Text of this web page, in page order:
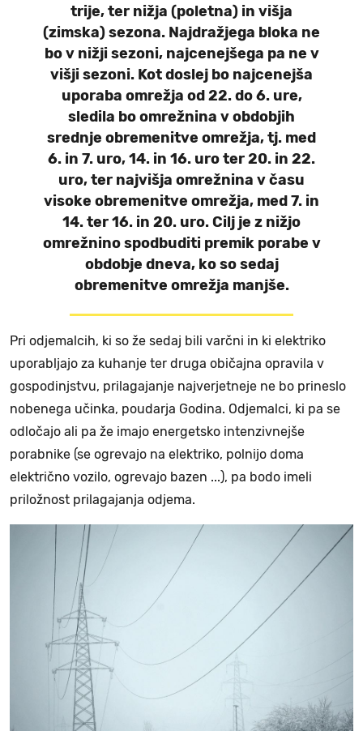
trije, ter nižja (poletna) in višja
(zimska) sezona. Najdražjega bloka ne
bo v nižji sezoni, najcenejšega pa ne v
višji sezoni. Kot doslej bo najcenejša
uporaba omrežja od 22. do 6. ure,
sledila bo omrežnina v obdobjih
srednje obremenitve omrežja, tj. med
6. in 7. uro, 14. in 16. uro ter 20. in 22.
uro, ter najvišja omrežnina v času
visoke obremenitve omrežja, med 7. in
14. ter 16. in 20. uro. Cilj je z nižjo
omrežnino spodbuditi premik porabe v
obdobje dneva, ko so sedaj
obremenitve omrežja manjše.
Pri odjemalcih, ki so že sedaj bili varčni in ki elektriko
uporabljajo za kuhanje ter druga običajna opravila v
gospodinjstvu, prilagajanje najverjetneje ne bo prineslo
nobenega učinka, poudarja Godina. Odjemalci, ki pa se
odločajo ali pa že imajo energetsko intenzivnejše
porabnike (se ogrevajo na elektriko, polnijo doma
električno vozilo, ogrevajo bazen ...), pa bodo imeli
priložnost prilagajanja odjema.